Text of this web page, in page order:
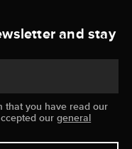
and stay
that you have read our
ourgeneral